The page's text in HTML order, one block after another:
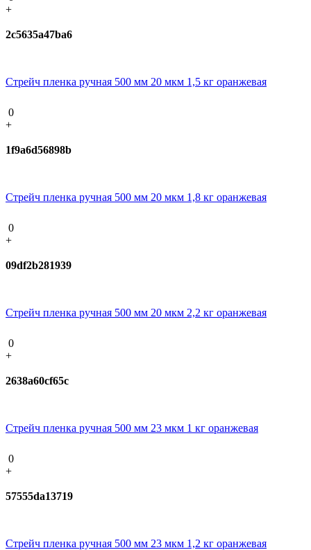
+
2c5635a47ba6
Стрейч пленка ручная 500 мм 20 мкм 1,5 кг оранжевая
0
+
1f9a6d56898b
Стрейч пленка ручная 500 мм 20 мкм 1,8 кг оранжевая
0
+
09df2b281939
Стрейч пленка ручная 500 мм 20 мкм 2,2 кг оранжевая
0
+
2638a60cf65c
Стрейч пленка ручная 500 мм 23 мкм 1 кг оранжевая
0
+
57555da13719
Стрейч пленка ручная 500 мм 23 мкм 1,2 кг оранжевая